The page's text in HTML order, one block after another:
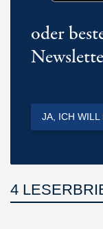
oder
JA, ICH WILL
4